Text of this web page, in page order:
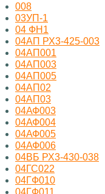
008
03УП-1
04 ФН1
04АП РХ3-425-003
04АП001
04АП003
04АП005
04АП02
04АП03
04АФ003
04АФ004
04АФ005
04АФ006
04ВБ РХ3-430-038
04ГС022
04ГФ010
04ГФ011